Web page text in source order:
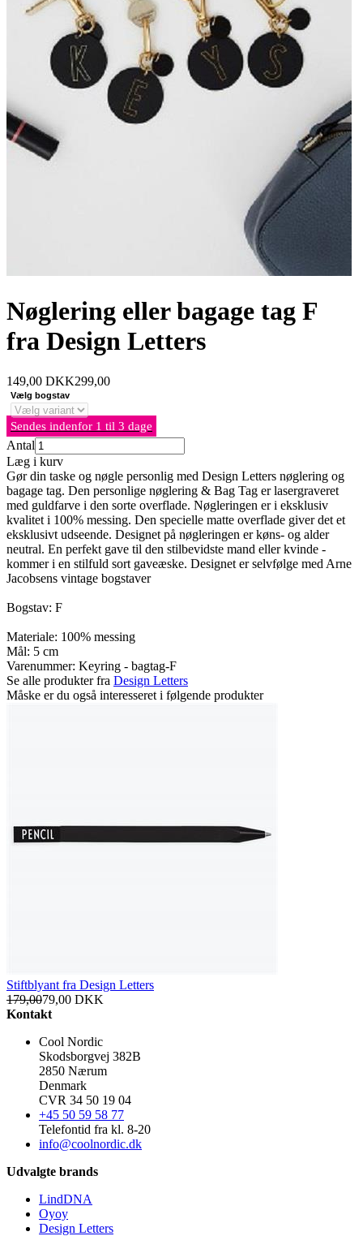
Nøglering eller bagage tag F
fra Design Letters
149,00 DKK299,00
Vælg bogstav
Sendes indenfor 1 til 3 dage
Antal
Læg i kurv
Gør din taske og nøgle personlig med Design Letters nøglering og
bagage tag. Den personlige nøglering & Bag Tag er lasergraveret
med guldfarve i den sorte overflade. Nøgleringen er i eksklusiv
kvalitet i 100% messing. Den specielle matte overflade giver det et
eksklusivt udseende. Designet på nøgleringen er køns- og alder
neutral. En perfekt gave til den stilbevidste mand eller kvinde -
kommer i en stilfuld sort gaveæske. Designet er selvfølge med Arne
Jacobsens vintage bogstaver
Bogstav: F
Materiale: 100% messing
Mål: 5 cm
Varenummer: Keyring - bagtag-F
Se alle produkter fra Design Letters
Måske er du også interesseret i følgende produkter
Stiftblyant fra Design Letters
179,0079,00 DKK
Kontakt
Cool Nordic
Skodsborgvej 382B
2850 Nærum
Denmark
CVR 34 50 19 04
+45 50 59 58 77
Telefontid fra kl. 8-20
info@coolnordic.dk
Udvalgte brands
LindDNA
Oyoy
Design Letters